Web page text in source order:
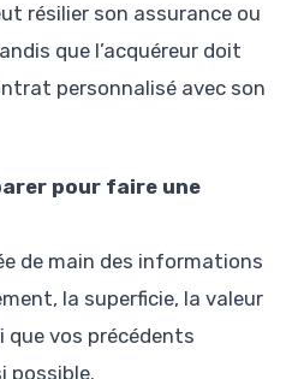
résilier son assurance ou
que l’acquéreur doit
personnalisé avec son
pour faire une
de main des informations
la superficie, la valeur
que vos précédents
possible.